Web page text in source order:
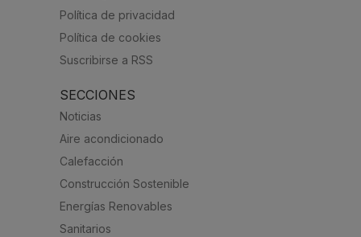
Política de privacidad
Política de cookies
Suscribirse a RSS
SECCIONES
Noticias
Aire acondicionado
Calefacción
Construcción Sostenible
Energías Renovables
Sanitarios